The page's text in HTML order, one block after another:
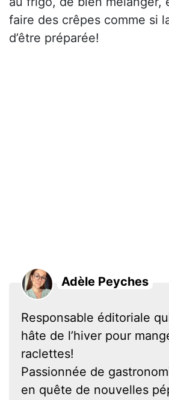
faire des crêpes comme si
d’être préparée!
Adèle Peyches
Responsable éditoriale
hâte de l’hiver pour
raclettes!
Passionnée de
en quête de nouvelles